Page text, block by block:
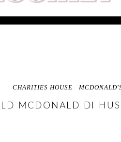
CHARITIES HOUSE
MCDONALD DI